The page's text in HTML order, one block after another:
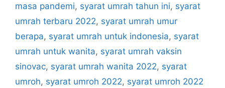
masa pandemi, syarat umrah tahun ini, syarat
umrah terbaru 2022, syarat umrah umur
berapa, syarat umrah untuk indonesia, syarat
umrah untuk wanita, syarat umrah vaksin
sinovac, syarat umrah wanita 2022, syarat
umroh, syarat umroh 2022, syarat umroh 2022